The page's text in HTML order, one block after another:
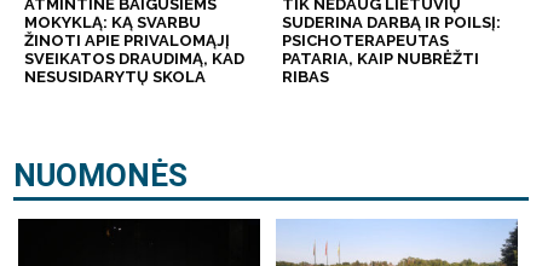
ATMINTINĖ BAIGUSIEMS
MOKYKLĄ: KĄ SVARBU
ŽINOTI APIE PRIVALOMĄJĮ
SVEIKATOS DRAUDIMĄ, KAD
NESUSIDARYTŲ SKOLA
TIK NEDAUG LIETUVIŲ
SUDERINA DARBĄ IR POILSĮ:
PSICHOTERAPEUTAS
PATARIA, KAIP NUBRĖŽTI
RIBAS
NUOMONĖS